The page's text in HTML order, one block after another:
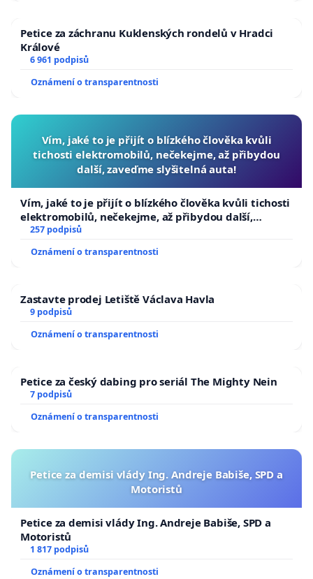
Petice za záchranu Kuklenských rondelů v Hradci
Králové
6 961 podpisů
Oznámení o transparentnosti
Vím, jaké to je přijít o blízkého člověka kvůli
tichosti elektromobilů, nečekejme, až přibydou
další, zaveďme slyšitelná auta!
Vím, jaké to je přijít o blízkého člověka kvůli tichosti
elektromobilů, nečekejme, až přibydou další,
zaveďme slyšitelná auta!
257 podpisů
Oznámení o transparentnosti
Zastavte prodej Letiště Václava Havla
9 podpisů
Oznámení o transparentnosti
Petice za český dabing pro seriál The Mighty Nein
7 podpisů
Oznámení o transparentnosti
Petice za demisi vlády Ing. Andreje Babiše, SPD a
Motoristů
Petice za demisi vlády Ing. Andreje Babiše, SPD a
Motoristů
1 817 podpisů
Oznámení o transparentnosti